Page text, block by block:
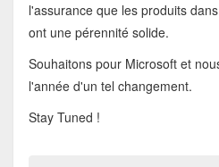
l'assurance que les produits
ont une pérennité solide.
Souhaitons pour Microsoft et
l'année d'un tel changement.
Stay Tuned !